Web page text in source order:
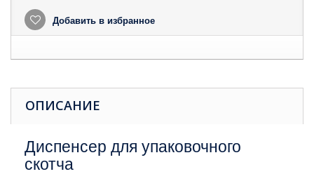
Добавить в избранное
ОПИСАНИЕ
Диспенсер для упаковочного
скотча